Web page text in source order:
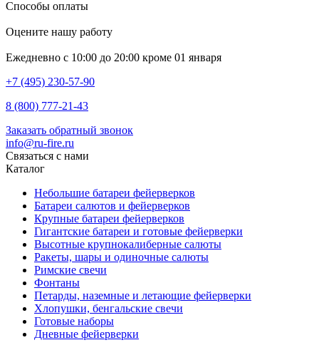
Способы оплаты
Оцените нашу работу
Ежедневно с 10:00 до 20:00 кроме 01 января
+7 (495) 230-57-90
8 (800) 777-21-43
Заказать обратный звонок
info@ru-fire.ru
Связаться с нами
Каталог
Небольшие батареи фейерверков
Батареи салютов и фейерверков
Крупные батареи фейерверков
Гигантские батареи и готовые фейерверки
Высотные крупнокалиберные салюты
Ракеты, шары и одиночные салюты
Римские свечи
Фонтаны
Петарды, наземные и летающие фейерверки
Хлопушки, бенгальские свечи
Готовые наборы
Дневные фейерверки